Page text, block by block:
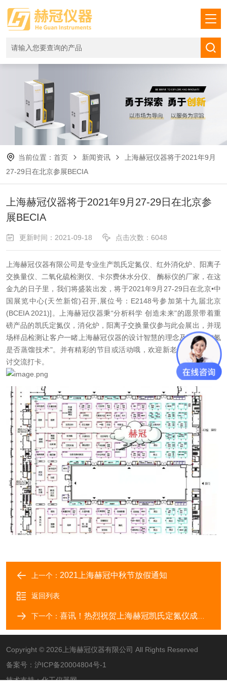
当前位置： 首页 新闻资讯
上海赫冠仪器将于2021年9月
27-29日在北京参展BECIA
上海赫冠仪器将于2021年9月27-29日在北京参
展BECIA
更新时间：2021-09-18 点击次数：6048
上海赫冠仪器有限公司是专业生产凯氏定氮仪、红外消化炉、阳离子
交换量仪、二氧化硫检测仪、卡尔费休水分仪、 酶标仪的厂家，在这
金九的日子里，我们将盛装出发，将于2021年9月27-29日在北京•中
国展览中心(天竺新馆)召开,展位号：E2148号参加第十九届北京
(BCEIA 2021)]。上海赫冠仪器秉“分析科学 创造未来"的愿景带着重
磅产品的凯氏定氮仪，消化炉，阳离子交换量仪参与此会展出，并现
场样品检测让客户一睹上海赫冠仪器的设计智慧的理念及数据----“氮
是否蒸馏技术"。并有精彩的节目或活动哦，欢迎新老客户来喝茶探
讨交流打卡。
上一个： 2021上海赫冠中秋节放假通知
返回列表
下一个： 喜讯！热烈祝贺上海赫冠凯氏定氮仪成功中标“成都市产品质量监督检验院”
Copyright © 2026上海赫冠仪器有限公司 All Rights Reserved
备案号： 沪ICP备20004804号-1
技术支持：化工仪器网